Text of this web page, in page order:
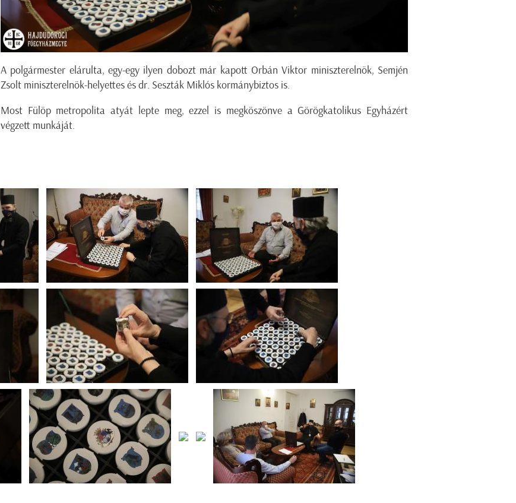
A polgármester elárulta, egy-egy ilyen dobozt már kapott Orbán Viktor miniszterelnök, Semjén
Zsolt miniszterelnök-helyettes és dr. Seszták Miklós kormánybiztos is.
Most Fülöp metropolita atyát lepte meg, ezzel is megköszönve a Görögkatolikus Egyházért
végzett munkáját.